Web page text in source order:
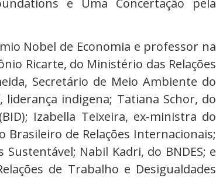
Nobel de Economia e professor na
Ricarte, do Ministério das Relações
Secretário de Meio Ambiente do
liderança indigena; Tatiana Schor, do
Izabella Teixeira, ex-ministra do
Brasileiro de Relações Internacionais;
Nabil Kadri, do BNDES; e
de Trabalho e Desigualdades